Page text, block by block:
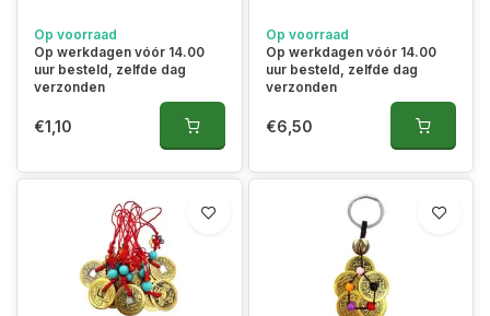
Op voorraad
Op werkdagen vóór 14.00
uur besteld, zelfde dag
verzonden
€1,10
Op voorraad
Op werkdagen vóór 14.00
uur besteld, zelfde dag
verzonden
€6,50